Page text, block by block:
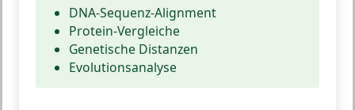
DNA-Sequenz-Alignment
Protein-Vergleiche
Genetische Distanzen
Evolutionsanalyse